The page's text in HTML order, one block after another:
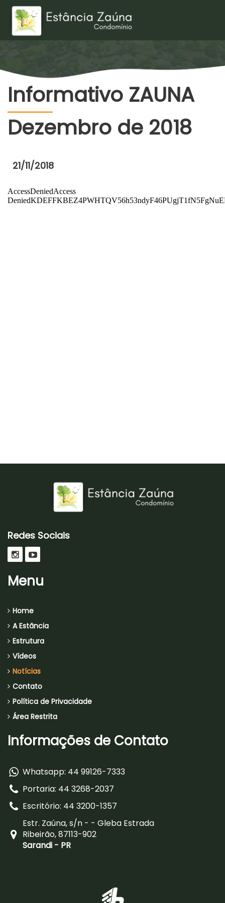
Informativo ZAUNA
Dezembro de 2018
21/11/2018
Redes Sociais
Menu
Home
A Estância
Estrutura
Vídeos
Notícias
Contato
Política de Privacidade
Área Restrita
Informações de Contato
Whatsapp: 44 99126-7333
Portaria: 44 3268-2037
Escritório: 44 3200-1357
Estr. Zaúna, s/n - - Gleba Estrada
Ribeirão, 87113-902
Sarandi - PR